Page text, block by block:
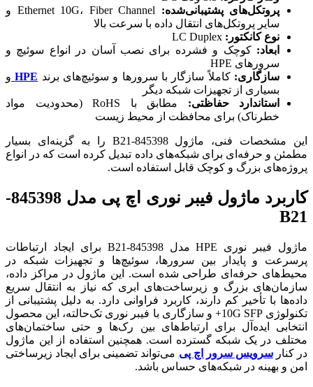
پروتکل‌های پشتیبانی‌شده:
Ethernet 10G، Fiber Channel و
سایر پروتکل‌های انتقال داده با سرعت بالا
نوع کانکتور:
ابعاد: کوچک و فشرده برای نصب آسان در انواع سوئیچ و
سرورهای HPE
سازگاری: کاملاً سازگار با سرورها و سوئیچ‌های برند HPE و
بسیاری از تجهیزات شبکه دیگر
استاندارد حفاظتی:
مطابق با RoHS (محدودیت مواد
خطرناک) برای محافظت از محیط زیست
این مشخصات فنی، ماژول 845398-B21 را به گزینه‌ای بسیار
مطمئن و حرفه‌ای برای شبکه‌های داده تبدیل کرده است که در انواع
پروژه‌های بزرگ و کوچک قابل استفاده است.
کاربرد ماژول فیبر نوری اچ پی مدل 845398-
B21
ماژول فیبر نوری HPE مدل 845398-B21 برای ایجاد ارتباطات
پرسرعت و پایدار بین سرورها، سوئیچ‌ها و تجهیزات شبکه در
محیط‌های حرفه‌ای طراحی شده است. این ماژول در مراکز داده،
سازمان‌های بزرگ و زیرساخت‌های ابری که نیاز به انتقال سریع
داده‌ها با تأخیر کم دارند، کاربرد فراوانی دارد. به دلیل پشتیبانی از
تکنولوژی 10G SFP+ و سازگاری با فیبر نوری تک‌حالته، این محصول
انتخابی ایده‌آل برای ارتباط‌های بین رک‌ها و حتی ساختمان‌های
مختلف در یک شبکه گسترده است. همچنین استفاده از این ماژول
در کنارسرویس سرور اچ پی می‌تواند تضمینی برای ایجاد زیرساختی
امن و بهینه در شبکه‌های حساس باشد.